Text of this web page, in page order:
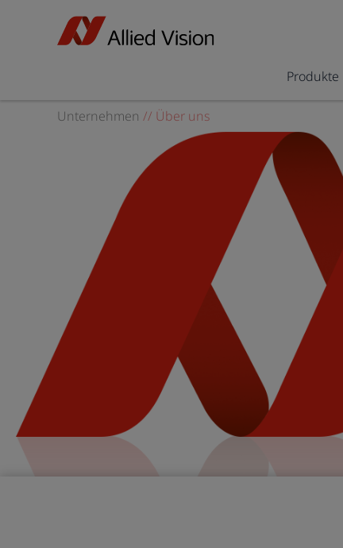
Produkte
Unternehmen // Über uns